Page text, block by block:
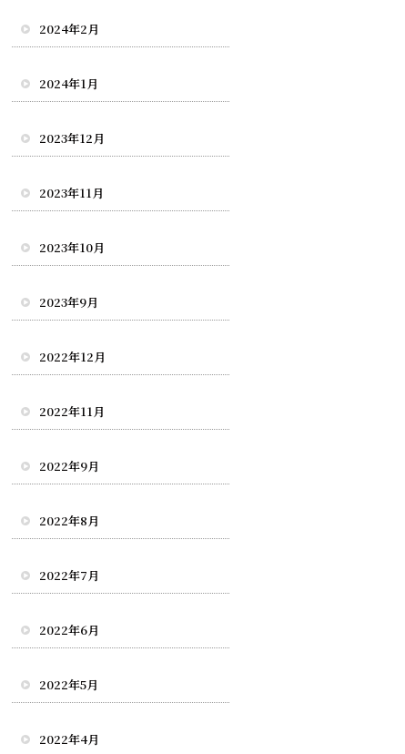
2024年2月
2024年1月
2023年12月
2023年11月
2023年10月
2023年9月
2022年12月
2022年11月
2022年9月
2022年8月
2022年7月
2022年6月
2022年5月
2022年4月